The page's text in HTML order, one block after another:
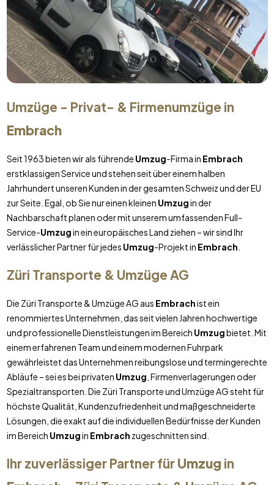
Umzüge - Privat- & Firmenumzüge in
Embrach
Seit 1963 bieten wir als führende Umzug-Firma in Embrach
erstklassigen Service und stehen seit über einem halben
Jahrhundert unseren Kunden in der gesamten Schweiz und der EU
zur Seite. Egal, ob Sie nur einen kleinen Umzugin der
Nachbarschaft planen oder mit unserem umfassenden Full-
Service-Umzugin ein europäisches Land ziehen – wir sind Ihr
verlässlicher Partner für jedes Umzug-Projekt in Embrach
Züri Transporte & Umzüge AG
Die Züri Transporte & Umzüge AG aus Embrachist ein
renommiertes Unternehmen, das seit vielen Jahren hochwertige
und professionelle Dienstleistungen im Bereich Umzugbietet. Mit
einem erfahrenen Team und einem modernen Fuhrpark
gewährleistet das Unternehmen reibungslose und termingerechte
Abläufe – sei es bei privaten Umzug , Firmenverlagerungen oder
Spezialtransporten. Die Züri Transporte und Umzüge AG steht für
höchste Qualität, Kundenzufriedenheit und maßgeschneiderte
Lösungen, die exakt auf die individuellen Bedürfnisse der Kunden
im Bereich Umzugin Embrach zugeschnitten sind.
Ihr zuverlässiger Partner fürUmzug in